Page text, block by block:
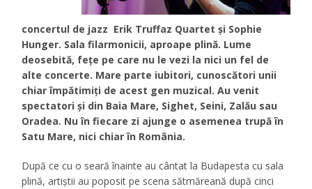
concertul de jazz Erik Truffaz Quartet și Sophie
Hunger. Sala filarmonicii, aproape plină. Lume
deosebită, fețe pe care nu le vezi la nici un fel de
alte concerte. Mare parte iubitori, cunoscători unii
chiar împătimiți de acest gen muzical. Au venit
spectatori și din Baia Mare, Sighet, Seini, Zalău sau
Oradea. Nu în fiecare zi ajunge o asemenea trupă în
Satu Mare, nici chiar în România.
După ce cu o seară înainte au cântat la Budapesta cu sala
plină, artiștii au poposit pe scena sătmăreană după cinci